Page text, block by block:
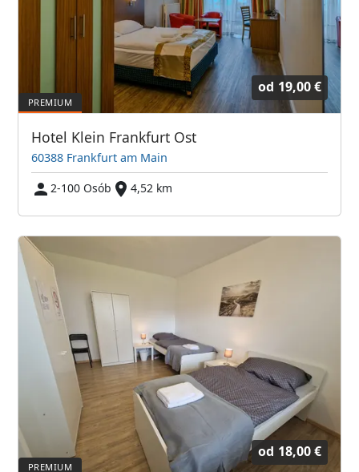
od 19,00 €
Hotel Klein Frankfurt Ost
60388 Frankfurt am Main
2-100 Osób
4,52 km
od 18,00 €